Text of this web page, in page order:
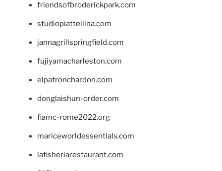
friendsofbroderickpark.com
studiopiattellina.com
jannagrillspringfield.com
fujiyamacharleston.com
elpatronchardon.com
donglaishun-order.com
fiamc-rome2022.org
mariceworldessentials.com
lafisheriarestaurant.com